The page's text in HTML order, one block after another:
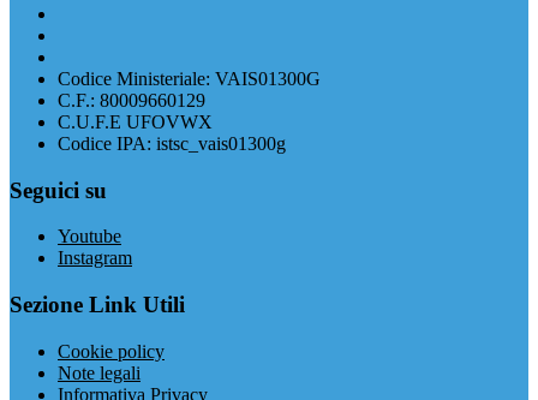
Codice Ministeriale: VAIS01300G
C.F.: 80009660129
C.U.F.E UFOVWX
Codice IPA: istsc_vais01300g
Seguici su
Youtube
Instagram
Sezione Link Utili
Cookie policy
Note legali
Informativa Privacy